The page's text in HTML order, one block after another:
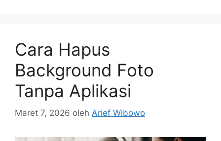
Cara Hapus
Background Foto
Tanpa Aplikasi
Maret 7, 2026 oleh Arief Wibowo